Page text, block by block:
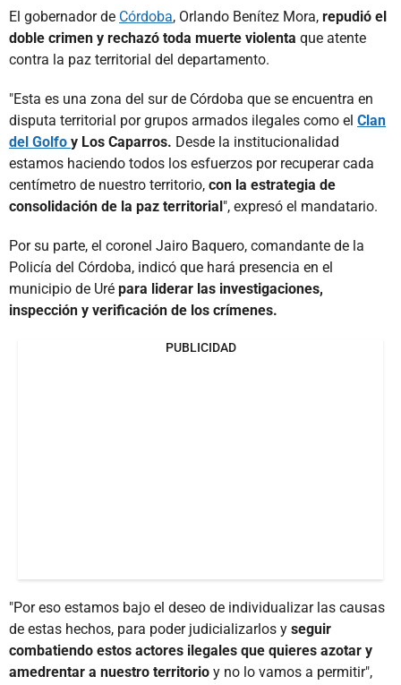
El gobernador de Córdoba, Orlando Benítez Mora, repudió el
doble crimen y rechazó toda muerte violenta que atente
contra la paz territorial del departamento.
"Esta es una zona del sur de Córdoba que se encuentra en
disputa territorial por grupos armados ilegales como el Clan
del Golfo y Los Caparros. Desde la institucionalidad
estamos haciendo todos los esfuerzos por recuperar cada
centímetro de nuestro territorio, con la estrategia de
consolidación de la paz territorial", expresó el mandatario.
Por su parte, el coronel Jairo Baquero, comandante de la
Policía del Córdoba, indicó que hará presencia en el
municipio de Uré para liderar las investigaciones,
inspección y verificación de los crímenes.
PUBLICIDAD
"Por eso estamos bajo el deseo de individualizar las causas
de estas hechos, para poder judicializarlos y seguir
combatiendo estos actores ilegales que quieres azotar y
amedrentar a nuestro territorio y no lo vamos a permitir",